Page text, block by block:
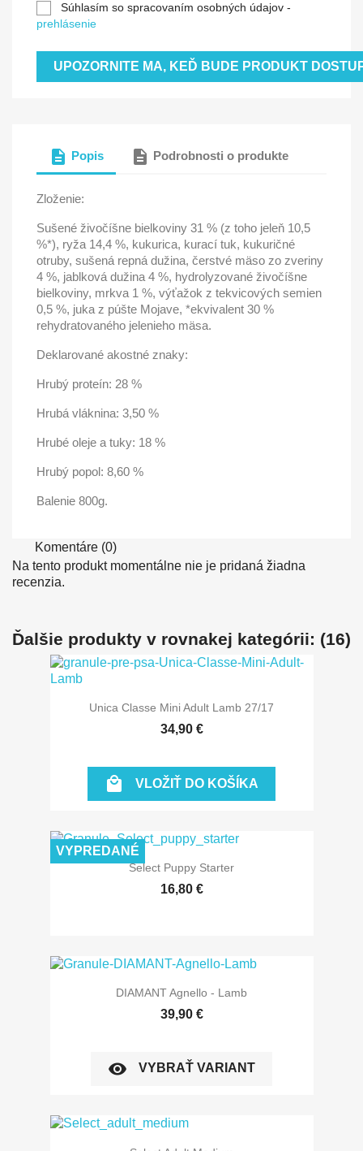
Súhlasím so spracovaním osobných údajov -
prehlásenie
UPOZORNITE MA, KEĎ BUDE PRODUKT
description Popis description Podrobnosti o produkte
Zloženie:
Sušené živočíšne bielkoviny 31 % (z toho jeleň 10,5
%*), ryža 14,4 %, kukurica, kurací tuk, kukuričné
otruby, sušená repná dužina, čerstvé mäso zo zveriny
4 %, jablková dužina 4 %, hydrolyzované živočíšne
bielkoviny, mrkva 1 %, výťažok z tekvicových semien
0,5 %, juka z púšte Mojave, *ekvivalent 30 %
rehydratovaného jelenieho mäsa.
Deklarované akostné znaky:
Hrubý proteín: 28 %
Hrubá vláknina: 3,50 %
Hrubé oleje a tuky: 18 %
Hrubý popol: 8,60 %
Balenie 800g.
Komentáre (0)
Na tento produkt momentálne nie je pridaná žiadna
recenzia.
Ďalšie produkty v rovnakej kategórii: (16)
Unica Classe Mini Adult Lamb 27/17
34,90 €
 VLOŽIŤ DO KOŠÍKA
Select Puppy Starter
16,80 €
VYPREDANÉ
DIAMANT Agnello - Lamb
39,90 €
visibility VYBRAŤ VARIANT